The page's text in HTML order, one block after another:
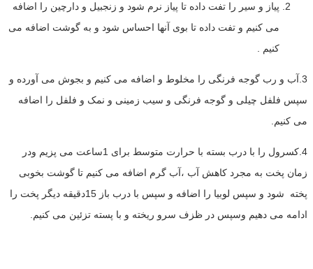
پیاز و سیر را تفت داده تا پیاز نرم شود و زنجبیل و دارچین را اضافه
می کنیم و تفت داده تا بوی آنها احساس شود و به گوشت اضافه می
کنیم .
3.آب و رب گوجه فرنگی را مخلوط و اضافه می کنیم و بجوش می آورده و
سپس فلفل چیلی و گوجه فرنگی و سیب زمینی و نمک و فلفل را اضافه
می کنیم.
4.کسرول را با درب بسته با حرارت متوسط برای 1ساعت می پزیم ودر
زمان پخت به مجرد کاهش آب ،آب گرم اضافه می کنیم تا گوشت بخوبی
پخته شود و سپس لوبیا را اضافه و سپس با درب باز 15دقیقه دیگر پخت را
ادامه می دهیم وسپس در ظزف سرو ریخته و با پسته تزئین می کنیم.